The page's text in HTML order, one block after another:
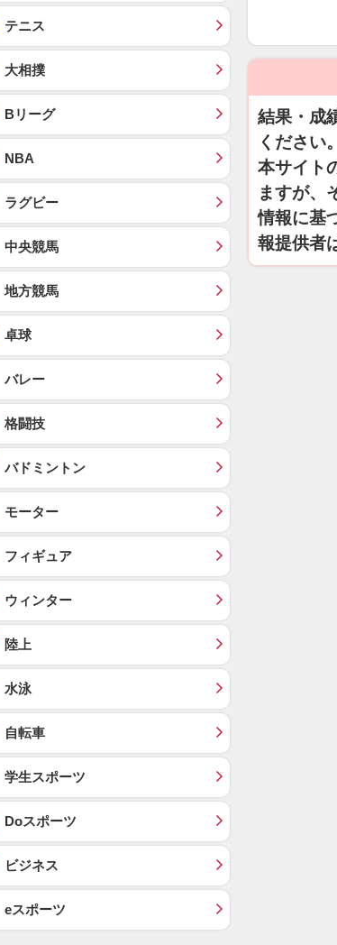
結果・成
ください。
本サイト
ますが、
情報に基
報提供者
テニス
大相撲
Bリーグ
NBA
ラグビー
中央競馬
地方競馬
卓球
バレー
格闘技
バドミントン
モーター
フィギュア
ウィンター
陸上
水泳
自転車
学生スポーツ
Doスポーツ
ビジネス
eスポーツ